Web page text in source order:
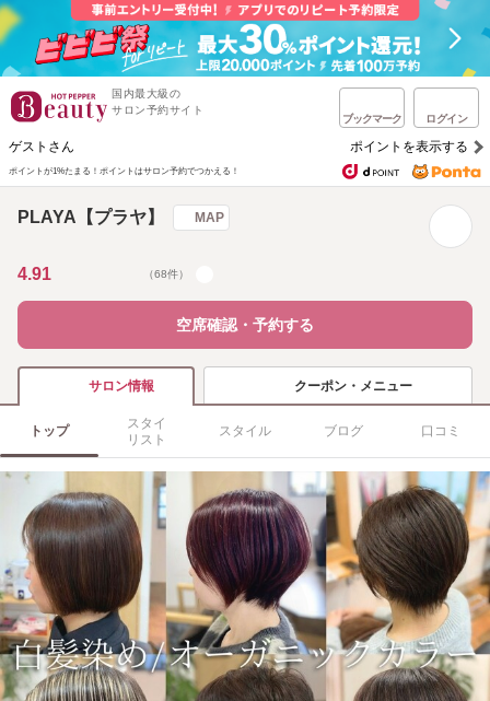
国内最大級の
サロン予約サイト
ブックマーク ログイン
ゲストさん ポイントを表示する
ポイントが1%たまる！ ポイントはサロン予約でつかえる！
PLAYA【プラヤ】 MAP
4.91 （68件）
空席確認・予約する
サロン情報 クーポン・メニュー
トップ
スタイ
リスト
スタイル ブログ 口コミ